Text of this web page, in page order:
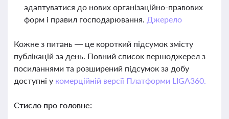
адаптуватися до нових організаційно-правових
форм і правил господарювання. Джерело
Кожне з питань — це короткий підсумок змісту
публікацій за день. Повний список першоджерел з
посиланнями та розширений підсумок за добу
доступні у комерційній версії Платформи LIGA360.
Стисло про головне: